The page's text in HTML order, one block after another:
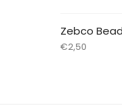
Zebco
€2,50